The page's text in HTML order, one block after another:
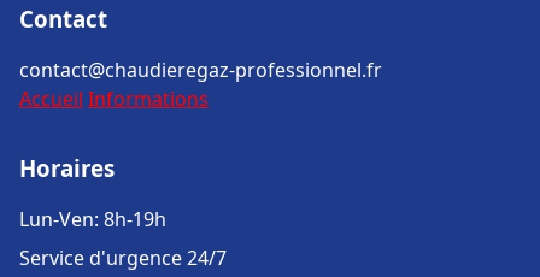
Contact
contact@chaudieregaz-professionnel.fr
Accueil Informations
Horaires
Lun-Ven: 8h-19h
Service d'urgence 24/7